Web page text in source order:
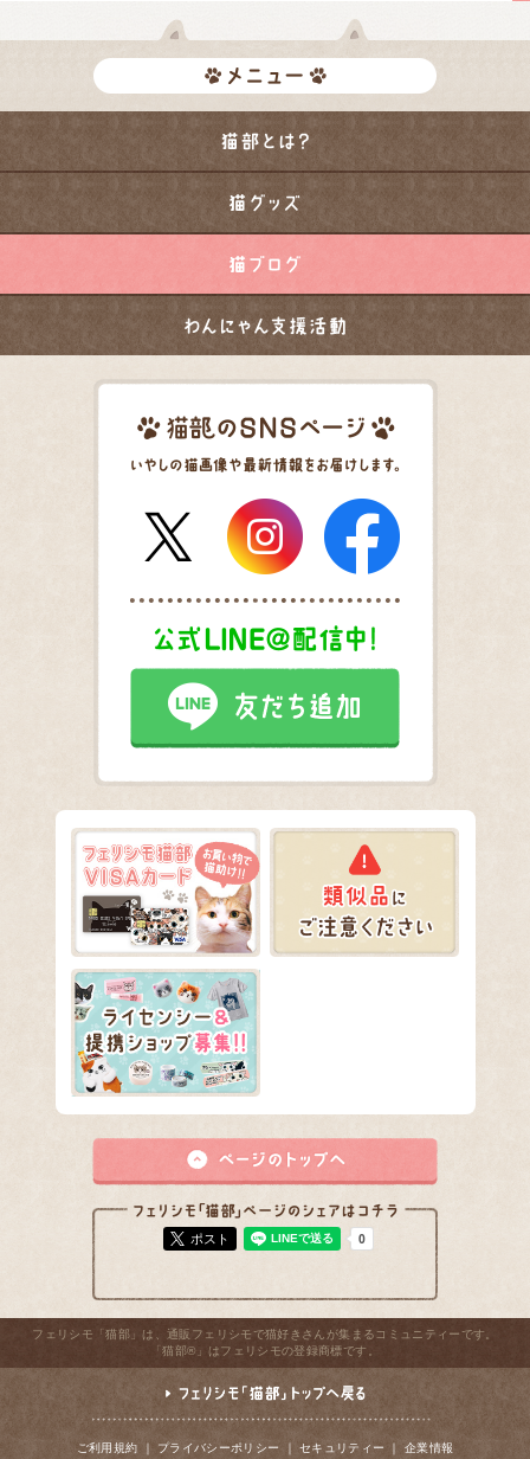
ポスト
フェリシモ「猫部」は、通販フェリシモで猫好きさんが集まるコミュニティーです。
「猫部®」はフェリシモの登録商標です。
ご利用規約 ｜ プライバシーポリシー ｜ セキュリティー ｜ 企業情報